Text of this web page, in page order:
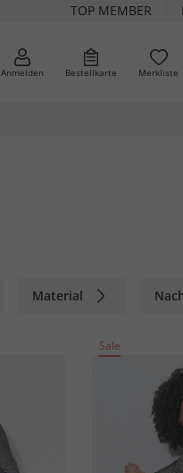
TOP MEMBER
Anmelden Bestellkarte Merkliste
Material
Sale